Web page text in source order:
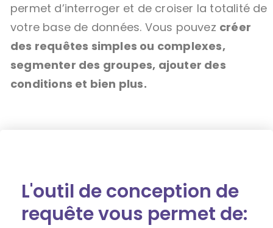
permet d’interroger et de croiser la totalité de
votre base de données. Vous pouvez créer
des requêtes simples ou complexes,
segmenter des groupes, ajouter des
conditions et bien plus.
L'outil de conception de
requête vous permet de: